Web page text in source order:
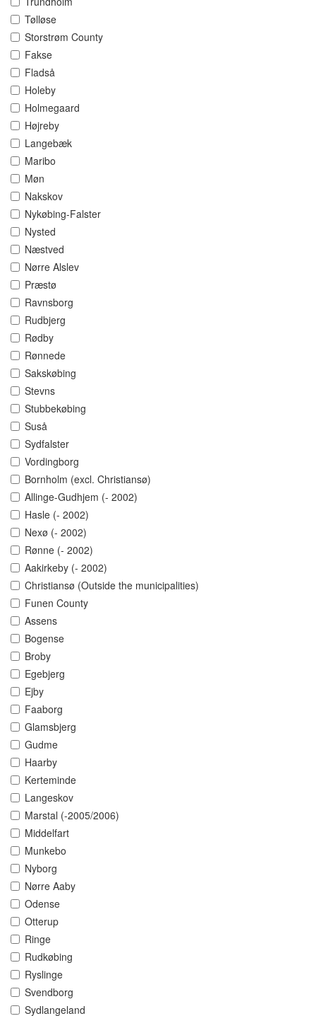
Tølløse
Storstrøm County
Fakse
Fladså
Holeby
Holmegaard
Højreby
Langebæk
Maribo
Møn
Nakskov
Nykøbing-Falster
Nysted
Næstved
Nørre Alslev
Præstø
Ravnsborg
Rudbjerg
Rødby
Rønnede
Sakskøbing
Stevns
Stubbekøbing
Suså
Sydfalster
Vordingborg
Bornholm (excl. Christiansø)
Allinge-Gudhjem (- 2002)
Hasle (- 2002)
Nexø (- 2002)
Rønne (- 2002)
Aakirkeby (- 2002)
Christiansø (Outside the municipalities)
Funen County
Assens
Bogense
Broby
Egebjerg
Ejby
Faaborg
Glamsbjerg
Gudme
Haarby
Kerteminde
Langeskov
Marstal (-2005/2006)
Middelfart
Munkebo
Nyborg
Nørre Aaby
Odense
Otterup
Ringe
Rudkøbing
Ryslinge
Svendborg
Sydlangeland